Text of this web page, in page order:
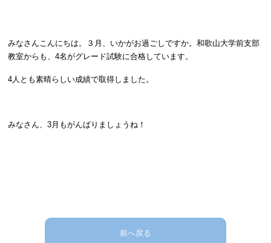
みなさんこんにちは。３月、いかがお過ごしですか。和歌山大学前支部
教室からも、4名がグレード試験に合格しています。
4人とも素晴らしい成績で取得しました。
みなさん、3月もがんばりましょうね！
前へ戻る